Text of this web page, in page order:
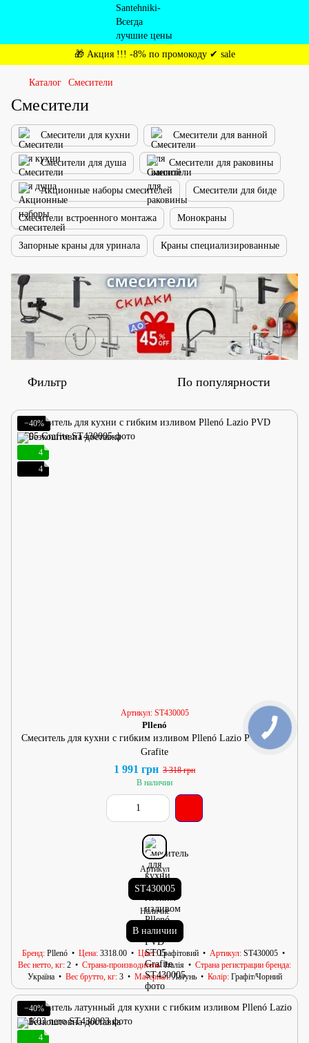
🎁 Акция !!! -8% по промокоду ✔ sale
Каталог Смесители
Смесители
Смесители для кухни Смесители для ванной
Смесители для душа Смесители для раковины
Акционные наборы смесителей Смесители для биде
Смесители встроенного монтажа Монокраны
Запорные краны для уринала Краны специализированные
Фильтр По популярности
−40%
4
4
Артикул: ST430005
Pllenó
Смеситель для кухни с гибким изливом Pllenó Lazio PVD ST05
Grafite
1 991 грн 3 318 грн
В наличии
Артикул
ST430005
Наличие
В наличии
Бренд Pllenó Цена 3318.00 Цвет Графітовий Артикул ST430005
Вес нетто, кг 2 Страна-производитель Італія
Страна регистрации бренда
Україна
Вес брутто, кг 3 Материал Латунь Колір Графіт/Чорний
−40%
4